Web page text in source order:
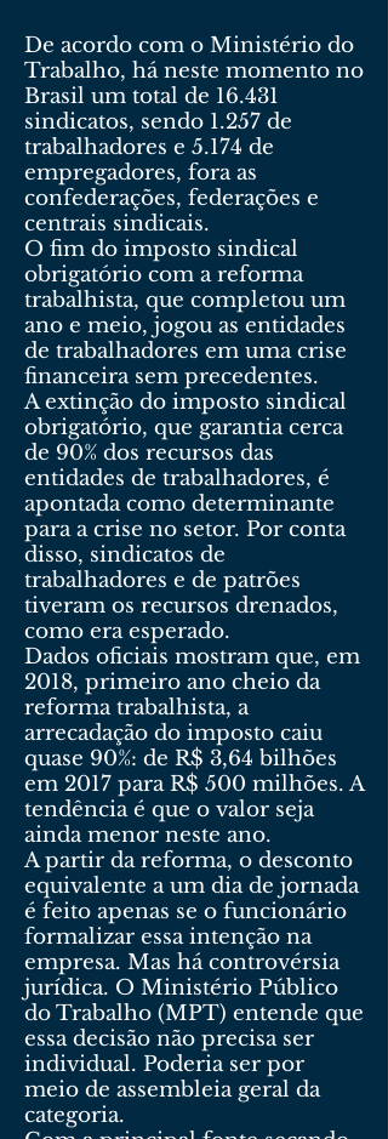
De acordo com o Ministério do
Trabalho, há neste momento no
Brasil um total de 16.431
sindicatos, sendo 1.257 de
trabalhadores e 5.174 de
empregadores, fora as
confederações, federações e
centrais sindicais.
O fim do imposto sindical
obrigatório com a reforma
trabalhista, que completou um
ano e meio, jogou as entidades
de trabalhadores em uma crise
financeira sem precedentes.
A extinção do imposto sindical
obrigatório, que garantia cerca
de 90% dos recursos das
entidades de trabalhadores, é
apontada como determinante
para a crise no setor. Por conta
disso, sindicatos de
trabalhadores e de patrões
tiveram os recursos drenados,
como era esperado.
Dados oficiais mostram que, em
2018, primeiro ano cheio da
reforma trabalhista, a
arrecadação do imposto caiu
quase 90%: de R$ 3,64 bilhões
em 2017 para R$ 500 milhões. A
tendência é que o valor seja
ainda menor neste ano.
A partir da reforma, o desconto
equivalente a um dia de jornada
é feito apenas se o funcionário
formalizar essa intenção na
empresa. Mas há controvérsia
jurídica. O Ministério Público
do Trabalho (MPT) entende que
essa decisão não precisa ser
individual. Poderia ser por
meio de assembleia geral da
categoria.